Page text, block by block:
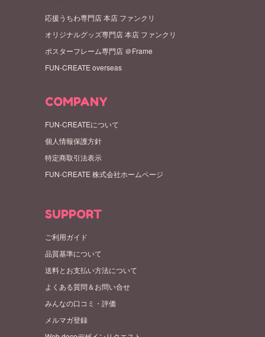
応援うちわ専門店 本店 ファンクリ
オリジナルグッズ専門店 本店 ファンクリ
ポスターフレーム専門店 ＠Frame
FUN-CREATE overseas
COMPANY
FUN-CREATEについて
個人情報保護方針
特定商取引法表示
FUN-CREATE 株式会社ホームページ
SUPPORT
ご利用ガイド
品質基準について
送料とお支払い方法について
よくある質問＆お問い合せ
みんなの口コミ・評価
メルマガ登録